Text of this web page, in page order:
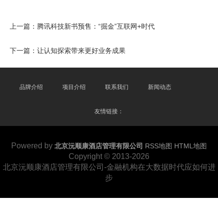
上一篇： 腾讯科技新书预售：“掘金”互联网+时代
下一篇： 让认知探索带来更好业务成果
品牌介绍 项目介绍 联系我们 新闻动态
友情链接：
Powered by 北京沅顺康酒店管理有限公司 RSS地图 HTML地图
Copyright © 2013-2026
北京沅顺康酒店管理有限公司-金融机构在大数据时代应如何进
步